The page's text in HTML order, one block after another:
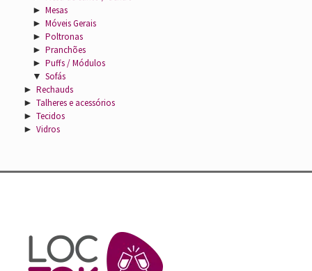
► Mesas
► Móveis Gerais
► Poltronas
► Pranchões
► Puffs / Módulos
▼ Sofás
► Rechauds
► Talheres e acessórios
► Tecidos
► Vidros